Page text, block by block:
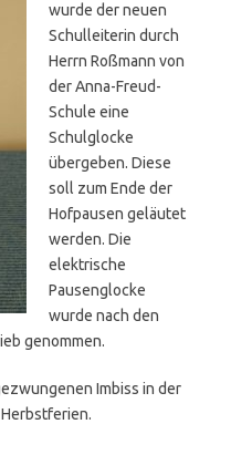
wurde der neuen
Schulleiterin durch
Herrn Roßmann von
der Anna-Freud-
Schule eine
Schulglocke
übergeben. Diese
soll zum Ende der
Hofpausen geläutet
werden. Die
elektrische
Pausenglocke
wurde nach den
genommen.
Imbiss in der